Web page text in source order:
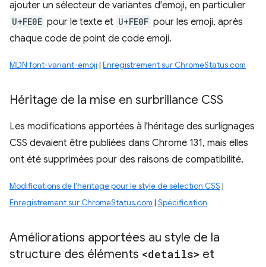
ajouter un sélecteur de variantes d'emoji, en particulier
U+FE0E pour le texte et U+FE0F pour les emoji, après
chaque code de point de code emoji.
MDN font-variant-emoji | Enregistrement sur ChromeStatus.com
Héritage de la mise en surbrillance CSS
Les modifications apportées à l'héritage des surlignages
CSS devaient être publiées dans Chrome 131, mais elles
ont été supprimées pour des raisons de compatibilité.
Modifications de l'héritage pour le style de sélection CSS |
Enregistrement sur ChromeStatus.com | Spécification
Améliorations apportées au style de la
structure des éléments <details> et